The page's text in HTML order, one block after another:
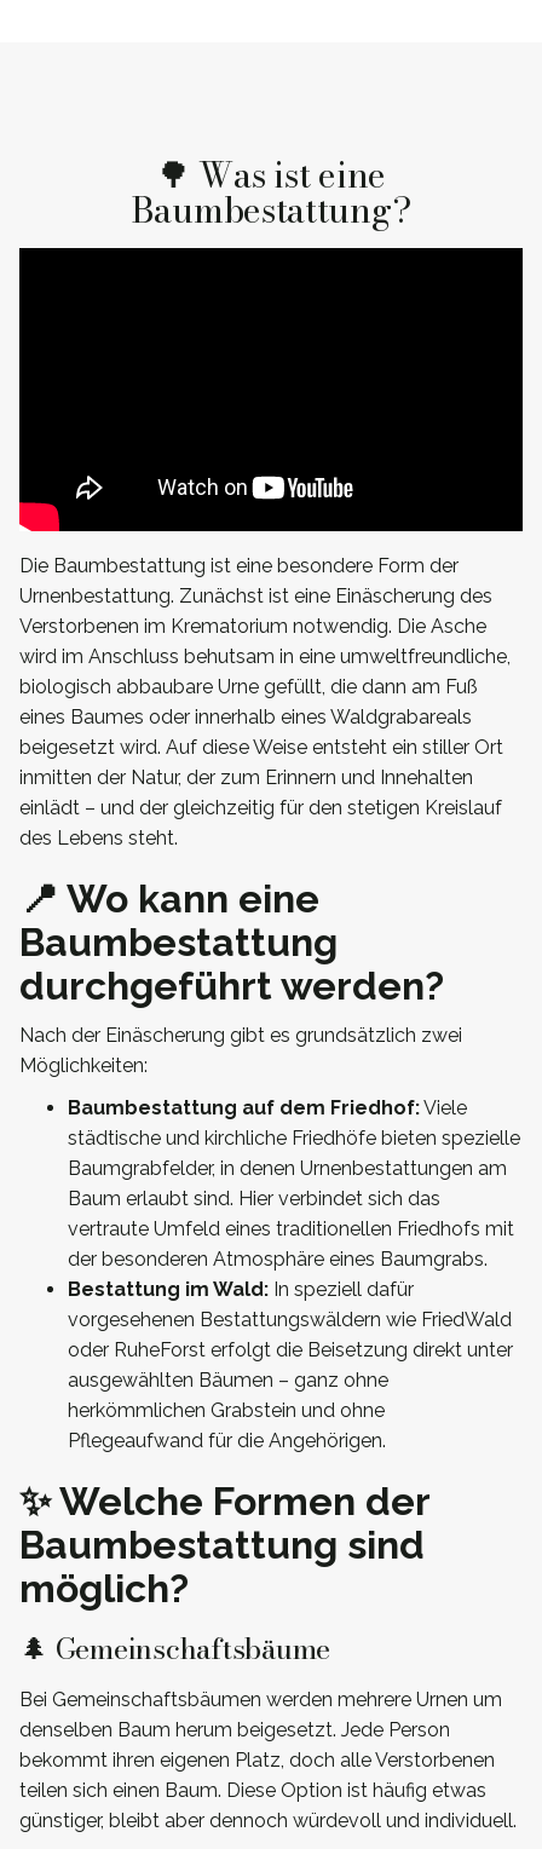
🌳 Was ist eine
Baumbestattung?
Die Baumbestattung ist eine besondere Form der
Urnenbestattung. Zunächst ist eine Einäscherung des
Verstorbenen im Krematorium notwendig. Die Asche
wird im Anschluss behutsam in eine umweltfreundliche,
biologisch abbaubare Urne gefüllt, die dann am Fuß
eines Baumes oder innerhalb eines Waldgrabareals
beigesetzt wird. Auf diese Weise entsteht ein stiller Ort
inmitten der Natur, der zum Erinnern und Innehalten
einlädt – und der gleichzeitig für den stetigen Kreislauf
des Lebens steht.
📍 Wo kann eine
Baumbestattung
durchgeführt werden?
Nach der Einäscherung gibt es grundsätzlich zwei
Möglichkeiten:
Baumbestattung auf dem Friedhof:Viele
städtische und kirchliche Friedhöfe bieten spezielle
Baumgrabfelder, in denen Urnenbestattungen am
Baum erlaubt sind. Hier verbindet sich das
vertraute Umfeld eines traditionellen Friedhofs mit
der besonderen Atmosphäre eines Baumgrabs.
Bestattung im Wald: In speziell dafür
vorgesehenen Bestattungswäldern wie FriedWald
oder RuheForst erfolgt die Beisetzung direkt unter
ausgewählten Bäumen – ganz ohne
herkömmlichen Grabstein und ohne
Pflegeaufwand für die Angehörigen.
✨ Welche Formen der
Baumbestattung sind
möglich?
🌲 Gemeinschaftsbäume
Bei Gemeinschaftsbäumen werden mehrere Urnen um
denselben Baum herum beigesetzt. Jede Person
bekommt ihren eigenen Platz, doch alle Verstorbenen
teilen sich einen Baum. Diese Option ist häufig etwas
günstiger, bleibt aber dennoch würdevoll und individuell.